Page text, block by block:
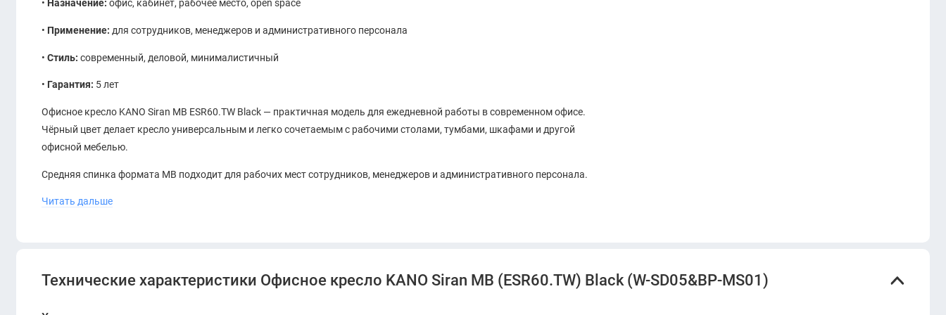
• Назначение: офис, кабинет, рабочее место, open space
• Применение: для сотрудников, менеджеров и административного персонала
•Стиль: современный, деловой, минималистичный
• Гарантия: 5 лет
Офисное кресло KANO Siran MB ESR60.TW Black — практичная модель для ежедневной работы в современном офисе.
Чёрный цвет делает кресло универсальным и легко сочетаемым с рабочими столами, тумбами, шкафами и другой
офисной мебелью.
Средняя спинка формата MB подходит для рабочих мест сотрудников, менеджеров и административного персонала.
пространствах.
Читать дальше
Технические характеристики Офисное кресло KANO Siran MB (ESR60.TW) Black (W-SD05&BP-MS01)